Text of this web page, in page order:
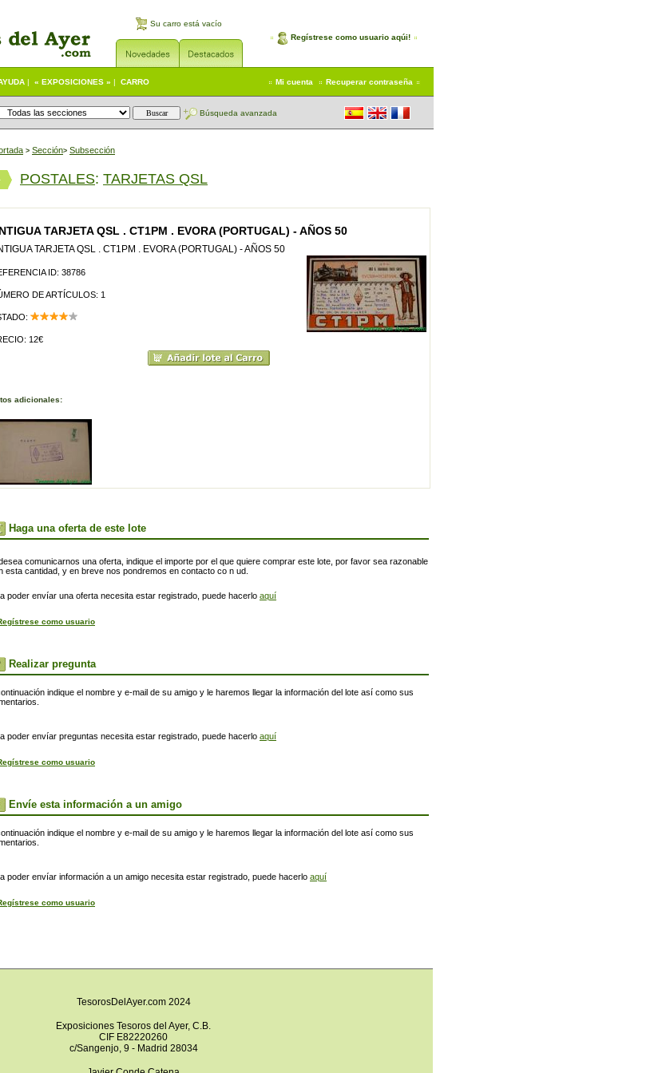
Su carro está vacío
Regístrese como usuario aqúi!
| « EXPOSICIONES » | CARRO Mi cuenta Recuperar contraseña
Búsqueda avanzada
> Sección> Subsección
POSTALES: TARJETAS QSL
TARJETA QSL . CT1PM . EVORA (PORTUGAL) - AÑOS 50
TARJETA QSL . CT1PM . EVORA (PORTUGAL) - AÑOS 50
ID: 38786
DE ARTÍCULOS: 1
12€
adicionales:
Haga una oferta de este lote
comunicarnos una oferta, indique el importe por el que quiere comprar este lote, por favor sea razonable
esta cantidad, y en breve nos pondremos en contacto co n ud.
poder envíar una oferta necesita estar registrado, puede hacerlo aquí
como usuario
Realizar pregunta
indique el nombre y e-mail de su amigo y le haremos llegar la información del lote así como sus
poder envíar preguntas necesita estar registrado, puede hacerlo aquí
como usuario
Envíe esta información a un amigo
indique el nombre y e-mail de su amigo y le haremos llegar la información del lote así como sus
poder envíar información a un amigo necesita estar registrado, puede hacerlo aquí
como usuario
TesorosDelAyer.com 2024
Exposiciones Tesoros del Ayer, C.B.
CIF E82220260
c/Sangenjo, 9 - Madrid 28034